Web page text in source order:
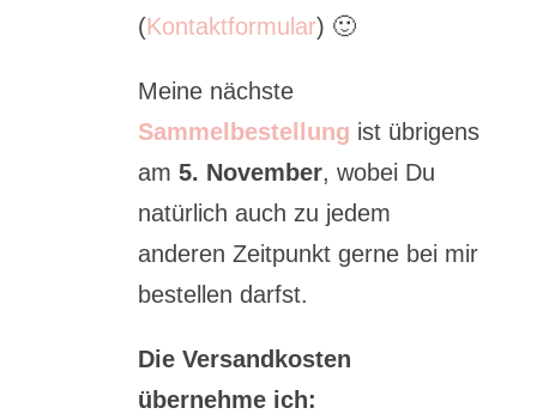
(Kontaktformular) 🙂
Meine nächste
Sammelbestellung ist übrigens
am 5. November, wobei Du
natürlich auch zu jedem
anderen Zeitpunkt gerne bei mir
bestellen darfst.
Die Versandkosten
übernehme ich: